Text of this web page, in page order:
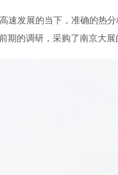
发展的当下，准确的热
期的调研，采购了南京大展